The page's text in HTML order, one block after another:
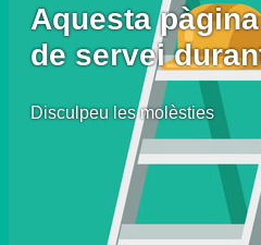
Aquesta
de servei
Disculpeu les molèsties